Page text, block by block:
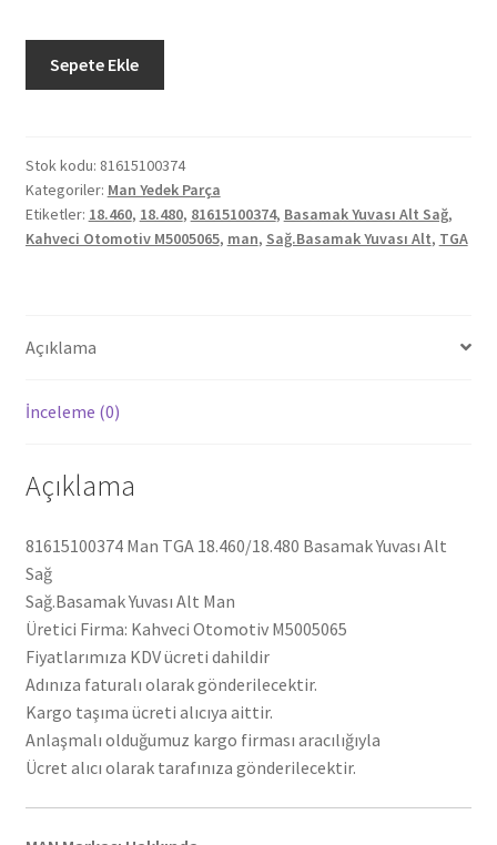
Yuvası
Alt
Sağ
81615100374
Sepete Ekle
Stok kodu: 81615100374
Kategoriler: Man Yedek Parça
Etiketler: 18.460, 18.480, 81615100374, Basamak Yuvası Alt Sağ,
Kahveci Otomotiv M5005065, man, Sağ.Basamak Yuvası Alt, TGA
Açıklama
İnceleme (0)
Açıklama
81615100374 Man TGA 18.460/18.480 Basamak Yuvası Alt
Sağ
Sağ.Basamak Yuvası Alt Man
Üretici Firma: Kahveci Otomotiv M5005065
Fiyatlarımıza KDV ücreti dahildir
Adınıza faturalı olarak gönderilecektir.
Kargo taşıma ücreti alıcıya aittir.
Anlaşmalı olduğumuz kargo firması aracılığıyla
Ücret alıcı olarak tarafınıza gönderilecektir.